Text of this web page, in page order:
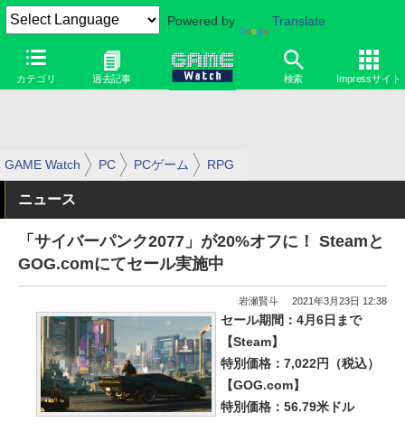
Powered by Translate
カテゴリ 過去記事 検索 Impressサイト
GAME Watch PC PCゲーム RPG
ニュース
「サイバーパンク2077」が20%オフに！ Steamと
GOG.comにてセール実施中
岩瀬賢斗 2021年3月23日 12:38
セール期間：4月6日まで
【Steam】
特別価格：7,022円（税込）
【GOG.com】
特別価格：56.79米ドル